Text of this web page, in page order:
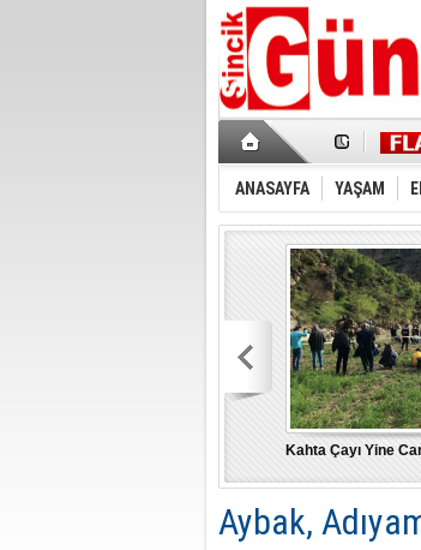
ANASAYFA YAŞAM
Kahta Çayı Yine
Aybak,